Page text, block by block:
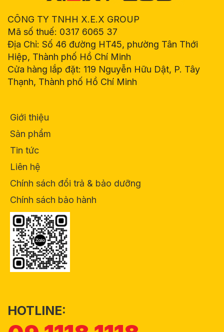
CÔNG TY TNHH X.E.X GROUP
Mã số thuế: 0317 6065 37
Địa Chỉ: Số 46 đường HT45, phường Tân Thới
Hiệp, Thành phố Hồ Chí Minh
Cửa hàng lắp đặt: 119 Nguyễn Hữu Dật, P. Tây
Thạnh, Thành phố Hồ Chí Minh
Giới thiệu
Sản phẩm
Tin tức
Liên hệ
Chính sách đổi trả & bảo dưỡng
Chính sách bảo hành
HOTLINE: